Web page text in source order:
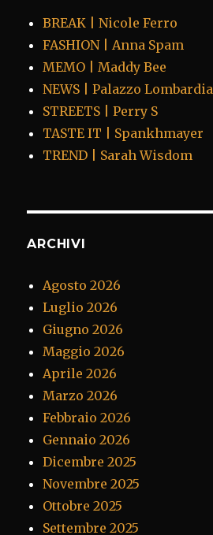
BREAK | Nicole Ferro
FASHION | Anna Spam
MEMO | Maddy Bee
NEWS | Palazzo Lombardia
STREETS | Perry S
TASTE IT | Spankhmayer
TREND | Sarah Wisdom
ARCHIVI
Agosto 2026
Luglio 2026
Giugno 2026
Maggio 2026
Aprile 2026
Marzo 2026
Febbraio 2026
Gennaio 2026
Dicembre 2025
Novembre 2025
Ottobre 2025
Settembre 2025